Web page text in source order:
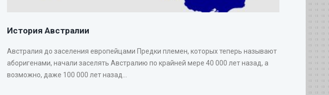
История Австралии
Австралия до заселения европейцами Предки племен, которых теперь называют
аборигенами, начали заселять Австралию по крайней мере 40 000 лет назад, а
возможно, даже 100 000 лет назад...